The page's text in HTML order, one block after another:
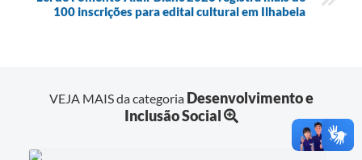
100 inscrições para edital cultural em Ilhabela
VEJA MAIS da categoria Desenvolvimento e
Inclusão Social